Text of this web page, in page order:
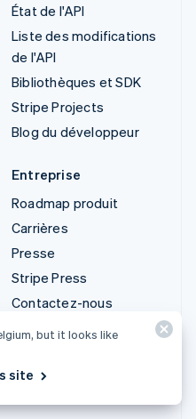
État de l'API
Liste des modifications
de l'API
Bibliothèques et SDK
Stripe Projects
Blog du développeur
Entreprise
Roadmap produit
Carrières
Presse
Stripe Press
Contactez-nous
but it looks like
site